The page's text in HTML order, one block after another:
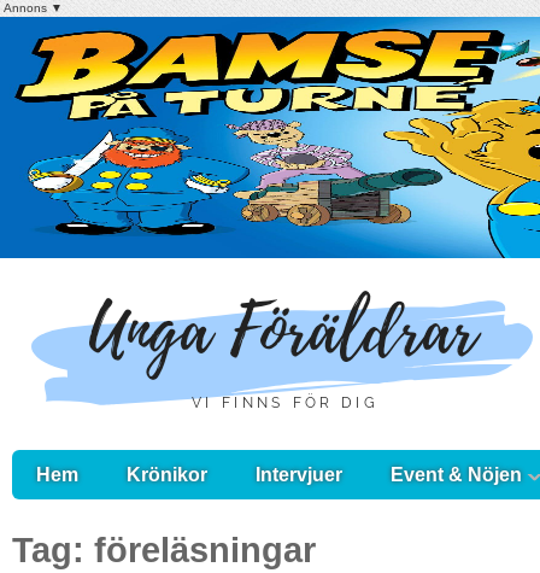
Annons ▼
Hem Krönikor Intervjuer Event & Nöjen
Tag: föreläsningar